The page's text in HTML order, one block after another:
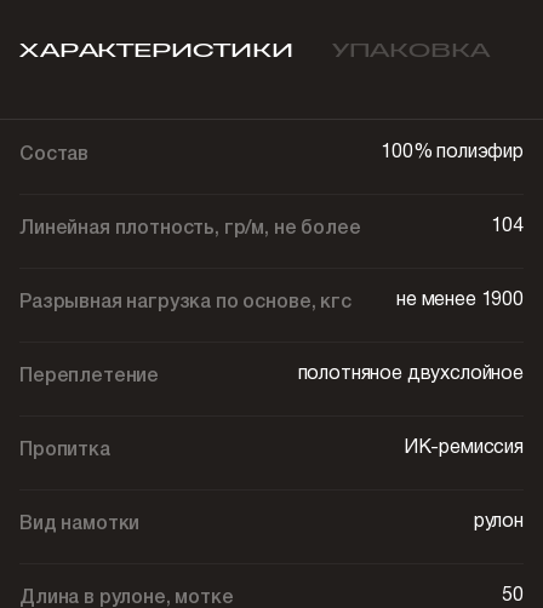
ХАРАКТЕРИСТИКИ УПАКОВКА
Состав 100% полиэфир
Линейная плотность, гр/м, не более 104
Разрывная нагрузка по основе, кгс не менее 1900
Переплетение полотняное двухслойное
Пропитка ИК-ремиссия
Вид намотки рулон
Длина в рулоне, мотке 50